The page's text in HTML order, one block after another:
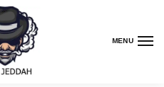
MENU